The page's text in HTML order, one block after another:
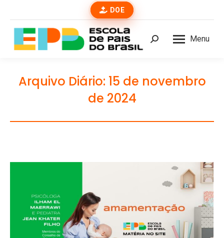
DOE
Menu
Buscar
Arquivo Diário: 15 de novembro
de 2024